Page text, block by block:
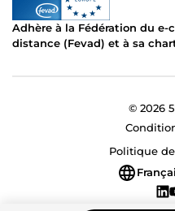
Adhère à la Fédération du
distance (Fevad) et à sa
© 2026
Politique